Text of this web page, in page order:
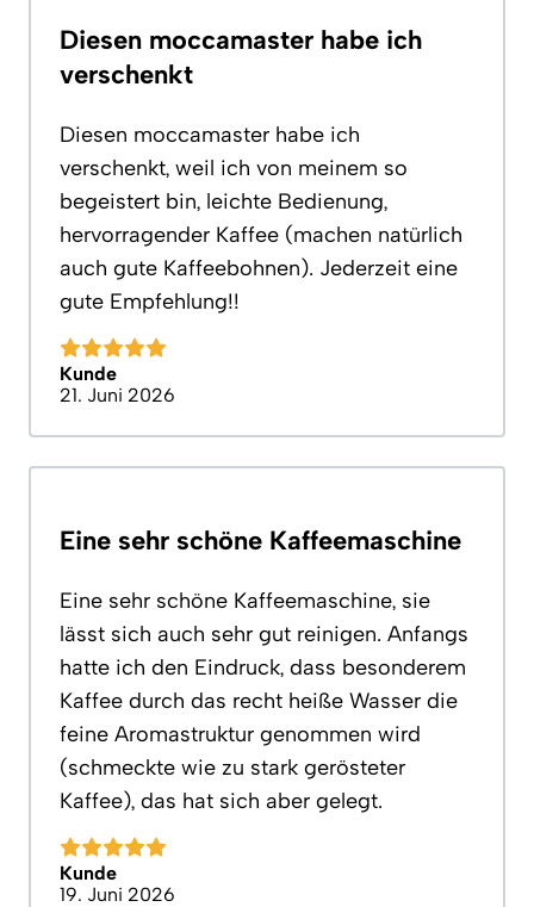
Diesen moccamaster habe ich
verschenkt
Diesen moccamaster habe ich
verschenkt, weil ich von meinem so
begeistert bin, leichte Bedienung,
hervorragender Kaffee (machen natürlich
auch gute Kaffeebohnen). Jederzeit eine
gute Empfehlung!!
Kunde
21. Juni 2026
Eine sehr schöne Kaffeemaschine
Eine sehr schöne Kaffeemaschine, sie
lässt sich auch sehr gut reinigen. Anfangs
hatte ich den Eindruck, dass besonderem
Kaffee durch das recht heiße Wasser die
feine Aromastruktur genommen wird
(schmeckte wie zu stark gerösteter
Kaffee), das hat sich aber gelegt.
Kunde
19. Juni 2026